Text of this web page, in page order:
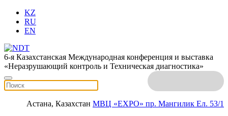
KZ
RU
EN
6-я Казахстанская Международная конференция и выставка
«Неразрушающий контроль и Техническая диагностика»
Астана, Казахстан МВЦ «EXPO» пр. Мангилик Ел. 53/1